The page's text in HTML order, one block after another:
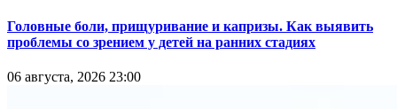
Головные боли, прищуривание и капризы. Как выявить
проблемы со зрением у детей на ранних стадиях
06 августа, 2026 23:00